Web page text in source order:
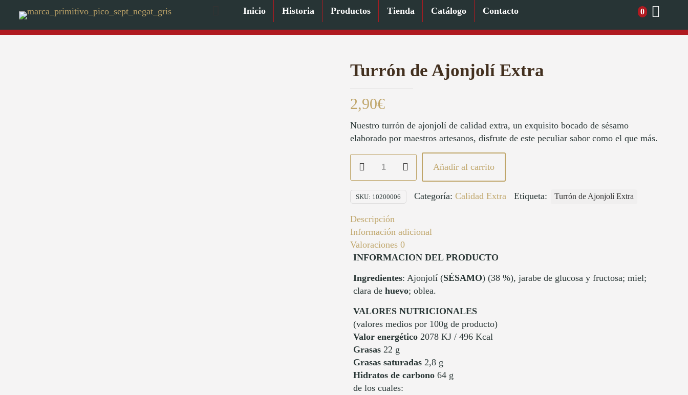
Inicio Historia Productos Tienda Catálogo Contacto 0
Turrón de Ajonjolí Extra
2,90€
Nuestro turrón de ajonjolí de calidad extra, un exquisito bocado de sésamo
elaborado por maestros artesanos, disfrute de este peculiar sabor como el que más.
Extra
Añadir al carrito
SKU: 10200006 Categoría: Calidad Extra Etiqueta: Turrón de Ajonjolí Extra
Descripción
Información adicional
Valoraciones 0
INFORMACION DEL PRODUCTO
Ingredientes: Ajonjolí (SÉSAMO) (38 %), jarabe de glucosa y fructosa; miel;
clara dehuevo; oblea.
VALORES NUTRICIONALES
(valores medios por 100g de producto)
Valor energético 2078 KJ / 496 Kcal
Grasas 22 g
Grasas saturadas 2,8 g
Hidratos de carbono 64 g
de los cuales: